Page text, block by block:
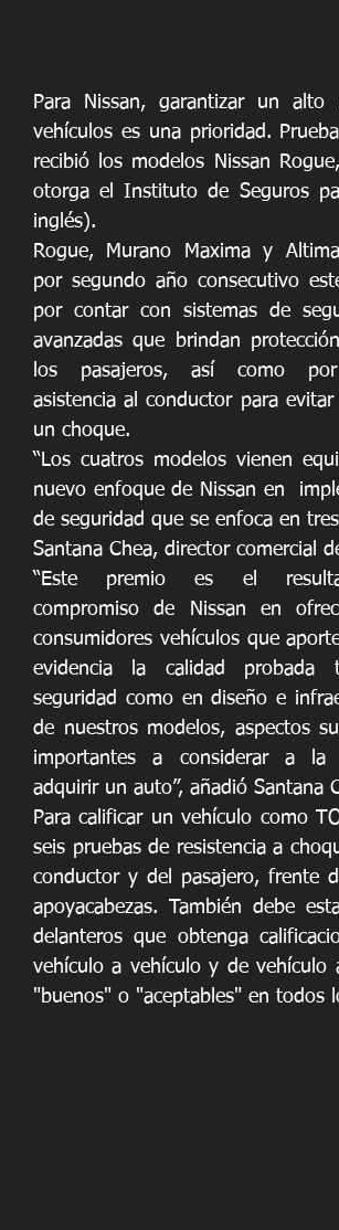
Para Nissan, garantizar un
vehículos es una prioridad.
recibió los modelos Nissan
otorga el Instituto de Seguros
inglés).
Rogue, Murano Maxima y
por segundo año consecutivo
por contar con sistemas de
avanzadas que brindan
los pasajeros, así como
asistencia al conductor para
un choque.
“Los cuatros modelos vienen
nuevo enfoque de Nissan en
de seguridad que se enfoca en
Santana Chea, director comercial
“Este premio es el
compromiso de Nissan en
consumidores vehículos que
evidencia la calidad probada
seguridad como en diseño e
de nuestros modelos, aspectos
importantes a considerar a
adquirir un auto”, añadió Santana
Para calificar un vehículo como
seis pruebas de resistencia a
conductor y del pasajero, frente
apoyacabezas. También debe
delanteros que obtenga
vehículo a vehículo y de vehículo
"buenos" o "aceptables" en todos